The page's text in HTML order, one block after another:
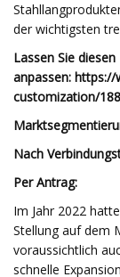
der wichtigsten
Lassen Sie
anpassen:
customization/
Nach
Per Antrag:
Im Jahr 2022
Stellung auf dem
voraussichtlich
schnelle